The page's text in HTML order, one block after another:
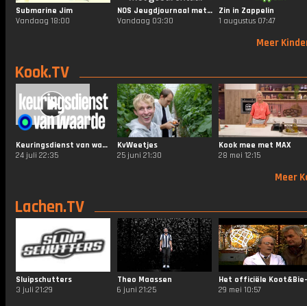
Submarine Jim
Vandaag 18:00
NOS Jeugdjournaal met Gebarentaal
Vandaag 03:30
Zin in Zappelin
1 augustus 07:47
Meer
Kook.TV
Keuringsdienst van waarde
24 juli 22:35
KvWeetjes
25 juni 21:30
Kook mee met MAX
28 mei 12:15
Meer
Lachen.TV
Sluipschutters
3 juli 21:29
Theo Maassen
6 juni 21:25
29 mei 10:57